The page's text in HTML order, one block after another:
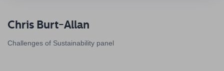
Chris Burt-Allan
Challenges of Sustainability panel